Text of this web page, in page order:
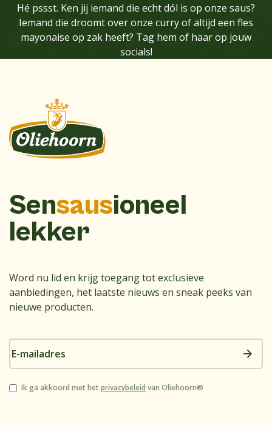
Hé pssst. Ken jij iemand die echt dól is op onze saus?
Iemand die droomt over onze curry of altijd een fles
mayonaise op zak heeft? Tag hem of haar op jouw
socials!
Sensausioneel
lekker
Word nu lid en krijg toegang tot exclusieve
aanbiedingen, het laatste nieuws en sneak peeks van
nieuwe producten.
E-
mailadres
Instemming
Ik ga akkoord met hetprivacybeleid van Oliehoorn®